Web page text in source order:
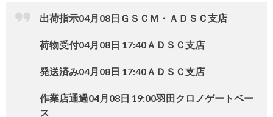
出荷指示04月08日ＧＳＣＭ・ＡＤＳＣ支店
荷物受付04月08日 17:40ＡＤＳＣ支店
発送済み04月08日 17:40ＡＤＳＣ支店
作業店通過04月08日 19:00羽田クロノゲートベー
ス